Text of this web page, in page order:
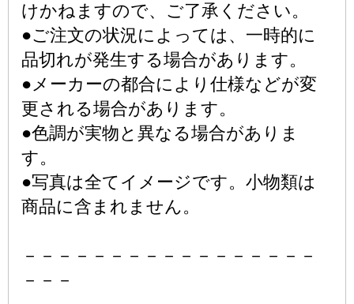
けかねますので、ご了承ください。
●ご注文の状況によっては、一時的に
品切れが発生する場合があります。
●メーカーの都合により仕様などが変
更される場合があります。
●色調が実物と異なる場合がありま
す。
●写真は全てイメージです。小物類は
商品に含まれません。
－－－－－－－－－－－－－－－－－
－－－